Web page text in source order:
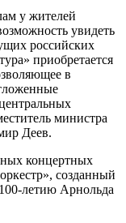
у жителей
увидеть
российских
приобретается
в
министра
Деев.
концертных
созданный
летию Арнольда